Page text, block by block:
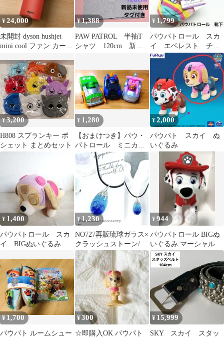
¥24,000
未開封 dyson hushjet
mini cool ファン カーネ
¥1,388
PAW PATROL 半袖T
シャツ 120cm 新品
¥ 1,799
パウパトロール スカ
イ エベレスト チェ
イス マーシャル ラ
ブル 女の子 ベビー
¥3,200
H808 スプランキー ポ
シェット まとめセット
¥ 1,280
【おまけつき】パウ・
パトロール ミニカ
ー ３台
¥2,000
パウパト スカイ ぬ
いぐるみ
¥ 1,400
パウパトロール スカ
イ BIGぬいぐるみ
¥ 1,230
NO727再販琉球ガラス×
クラッシュストーン/ド
ロップペンダント/雫レ
ジンブルー
¥944
パウパトロール BIGぬ
いぐるみ マーシャル
¥1,700
パウパト ルームシュー
¥300
☆即購入OK パウパト
¥ 15,999
SKY スカイ スタッ